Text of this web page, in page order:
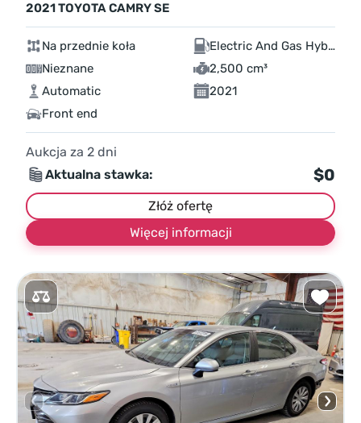
2021 TOYOTA CAMRY SE
Na przednie koła
Electric And Gas Hybrid
Nieznane
2,500 cm³
Automatic
2021
Front end
Aukcja za 2 dni
Aktualna stawka:
$0
Złóż ofertę
Więcej informacji